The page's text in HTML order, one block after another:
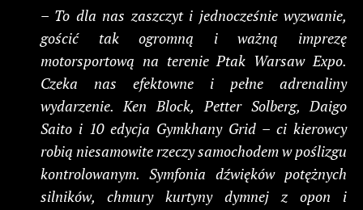
– To dla nas zaszczyt i jednocześnie wyzwanie,
gościć tak ogromną i ważną imprezę
motorsportową na terenie Ptak Warsaw Expo.
Czeka nas efektowne i pełne adrenaliny
wydarzenie. Ken Block, Petter Solberg, Daigo
Saito i 10 edycja Gymkhany Grid – ci kierowcy
robią niesamowite rzeczy samochodem w poślizgu
kontrolowanym. Symfonia dźwięków potężnych
silników, chmury kurtyny dymnej z opon i